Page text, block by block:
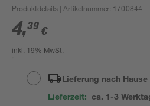
Produktdetails | Artikelnummer: 1700844
4,39 €
inkl. 19% MwSt.
Lieferung nach Hause
Lieferzeit: ca. 1-3